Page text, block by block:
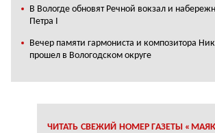
В Вологде обновят Речной вокзал и
Петра I
Вечер памяти гармониста и композитора
прошел в Вологодском округе
ЧИТАТЬ СВЕЖИЙ НОМЕР ГАЗЕТЫ